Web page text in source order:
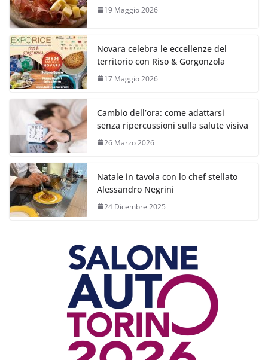
19 Maggio 2026
Novara celebra le eccellenze del
territorio con Riso & Gorgonzola
17 Maggio 2026
Cambio dell’ora: come adattarsi
senza ripercussioni sulla salute visiva
26 Marzo 2026
Natale in tavola con lo chef stellato
Alessandro Negrini
24 Dicembre 2025